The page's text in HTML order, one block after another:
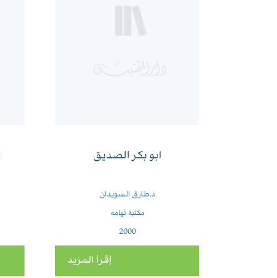
ابو بكر الصديق
د.طارق السويدان
مكتبة تهامه
2000
إقرأ المزيد